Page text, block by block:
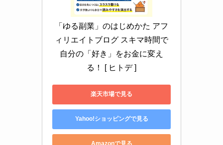
「ゆる副業」のはじめかた アフ
ィリエイトブログ スキマ時間で
自分の「好き」をお金に変え
る！ [ ヒトデ ]
楽天市場で見る
Yahoo!ショッピングで見る
Amazonで見る